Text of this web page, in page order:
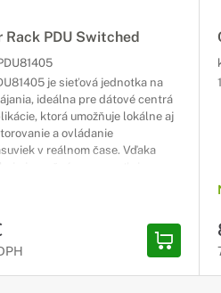
Rack PDU Switched
je sieťová jednotka na
ideálna pre dátové centrá
ktorá umožňuje lokálne aj
a ovládanie
v reálnom čase. Vďaka
jednou IP adresou, čo
Softvér: PowerPanel® Business